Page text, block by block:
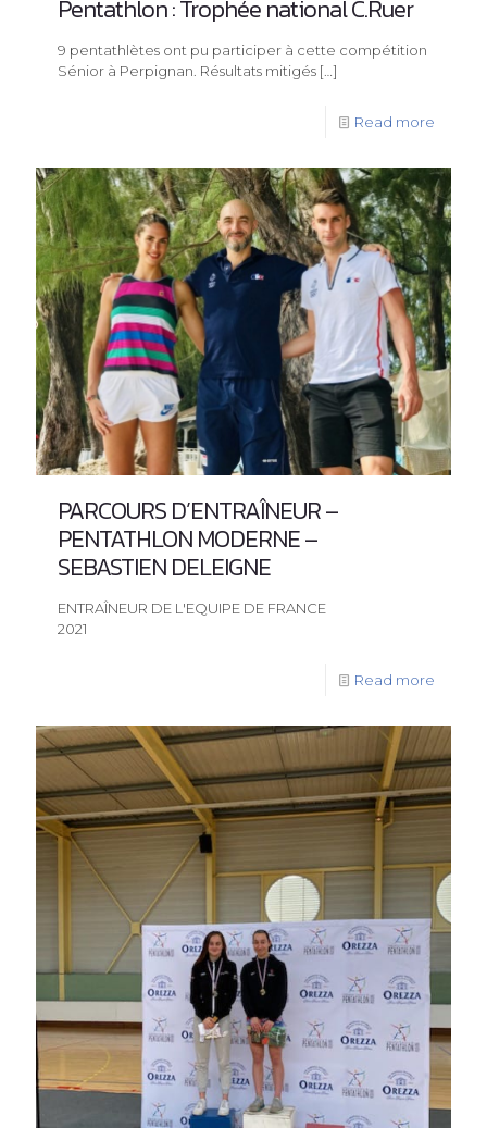
Pentathlon : Trophée national C.Ruer
9 pentathlètes ont pu participer à cette compétition
Sénior à Perpignan. Résultats mitigés […]
Read more
PARCOURS D’ENTRAÎNEUR –
PENTATHLON MODERNE –
SEBASTIEN DELEIGNE
ENTRAÎNEUR DE L'EQUIPE DE FRANCE
2021
Read more